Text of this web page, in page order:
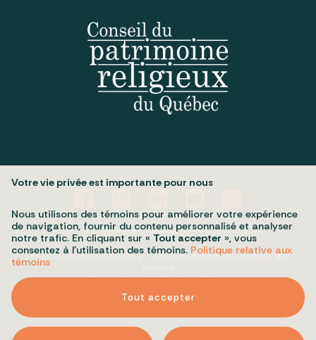
Politique de confidentialitéMes préférences cookies
Tous droits réservés 2026 © Conseil du patrimoine religieux du
Conception et réalisation :Nubee
Votre vie privée est importante pour nous
Nous utilisons des témoins pour améliorer votre expérience
de navigation, fournir du contenu personnalisé et analyser
notre trafic. En cliquant sur « Tout accepter », vous
consentez à l’utilisation des témoins. Politique relative aux
témoins
Tout accepter